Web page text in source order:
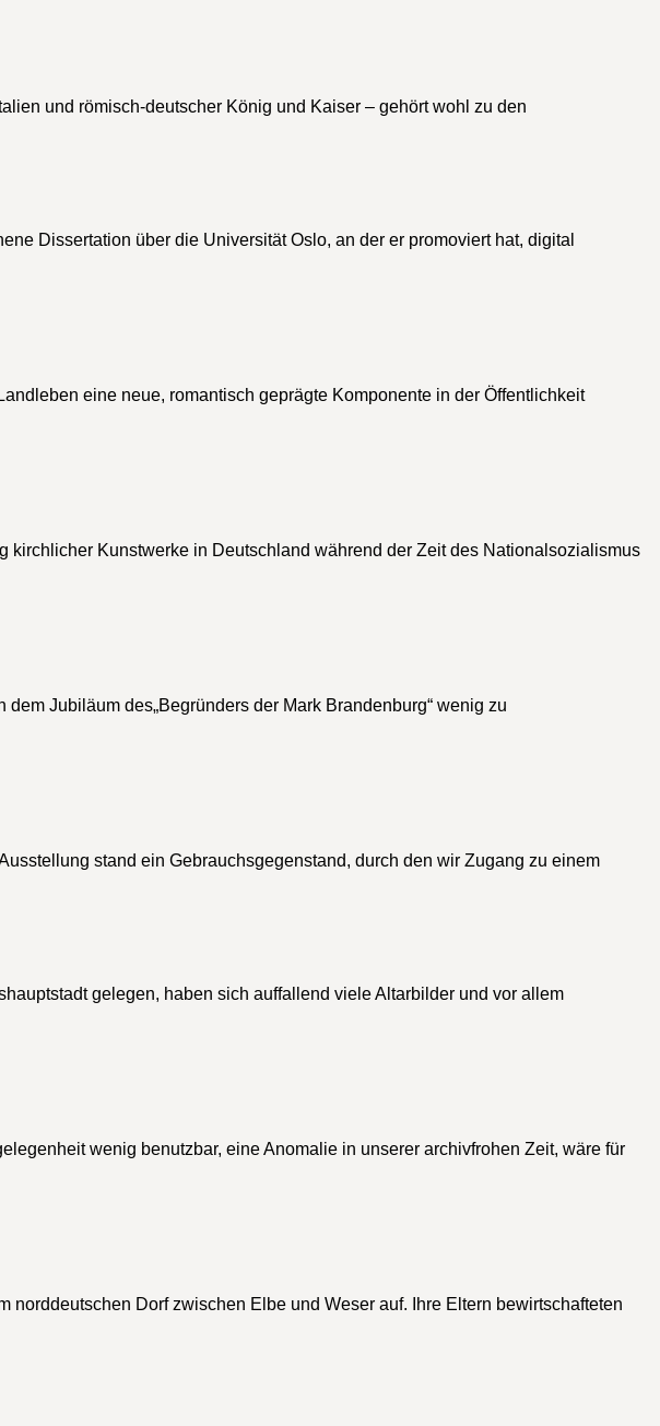
und römisch-deutscher König und Kaiser – gehört wohl zu den
Dissertation über die Universität Oslo, an der er promoviert hat, digital
eine neue, romantisch geprägte Komponente in der Öffentlichkeit
Kunstwerke in Deutschland während der Zeit des Nationalsozialismus
Jubiläum des„Begründers der Mark Brandenburg“ wenig zu
stand ein Gebrauchsgegenstand, durch den wir Zugang zu einem
gelegen, haben sich auffallend viele Altarbilder und vor allem
wenig benutzbar, eine Anomalie in unserer archivfrohen Zeit, wäre für
Dorf zwischen Elbe und Weser auf. Ihre Eltern bewirtschafteten